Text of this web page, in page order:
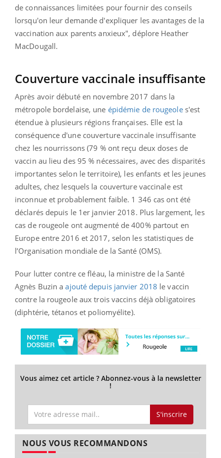
de connaissances limitées pour fournir des conseils
lorsqu'on leur demande d'expliquer les avantages de la
vaccination aux parents anxieux", déplore Heather
MacDougall.
Couverture vaccinale insuffisante
Après avoir débuté en novembre 2017 dans la
métropole bordelaise, une épidémie de rougeoles'est
étendue à plusieurs régions françaises. Elle est la
conséquence d'une couverture vaccinale insuffisante
chez les nourrissons (79 % ont reçu deux doses de
vaccin au lieu des 95 % nécessaires, avec des disparités
importantes selon le territoire), les enfants et les jeunes
adultes, chez lesquels la couverture vaccinale est
inconnue et probablement faible. 1 346 cas ont été
déclarés depuis le 1er janvier 2018. Plus largement, les
cas de rougeole ont augmenté de 400% partout en
Europe entre 2016 et 2017, selon les statistiques de
l’Organisation mondiale de la Santé (OMS).
Pour lutter contre ce fléau, la ministre de la Santé
Agnès Buzin aajouté depuis janvier 2018 le vaccin
contre la rougeole aux trois vaccins déjà obligatoires
(diphtérie, tétanos et poliomyélite).
Vous aimez cet article ? Abonnez-vous à la newsletter
!
S'inscrire
NOUS VOUS RECOMMANDONS